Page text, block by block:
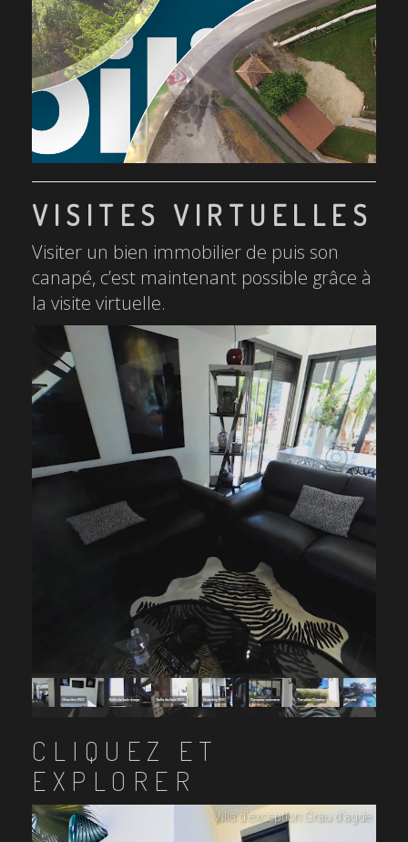
VISITES VIRTUELLES
Visiter un bien immobilier de puis son
canapé, c’est maintenant possible grâce à
la visite virtuelle.
CLIQUEZ ET
EXPLORER